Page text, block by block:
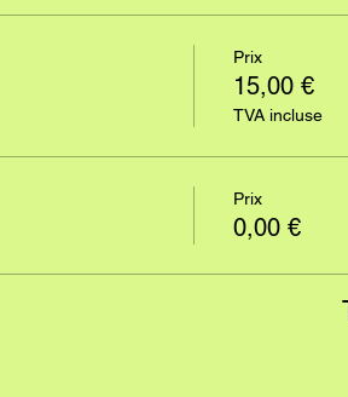
Prix
15,00 €
TVA incluse
Prix
0,00 €